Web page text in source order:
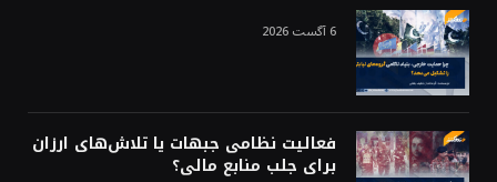
6 آگست 2026
فعالیت نظامی جبهات یا تلاش‌های ارزان
برای جلب منابع مالی؟